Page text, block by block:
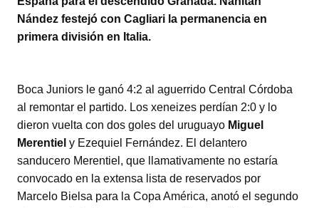
p
p
o
o
tir
Nández festejó con Cagliari la permanencia en
primera división en Italia.
Boca Juniors le ganó 4:2 al aguerrido Central Córdoba
al remontar el partido. Los xeneizes perdían 2:0 y lo
dieron vuelta con dos goles del uruguayo Miguel
Merentiel y Ezequiel Fernández. El delantero
sanducero Merentiel, que llamativamente no estaría
convocado en la extensa lista de reservados por
Marcelo Bielsa para la Copa América, anotó el segundo